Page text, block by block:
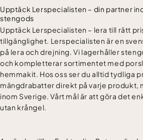
Upptäck Lerspecialisten – din partner
stengods
Upptäck Lerspecialisten – lera till rätt
tillgänglighet. Lerspecialisten är en
på lera och drejning. Vi lagerhåller
och kompletterar sortimentet med
hemmakit. Hos oss ser du alltid tydliga
mängdrabatter direkt på varje produkt,
inom Sverige. Vårt mål är att göra det
utan krångel.